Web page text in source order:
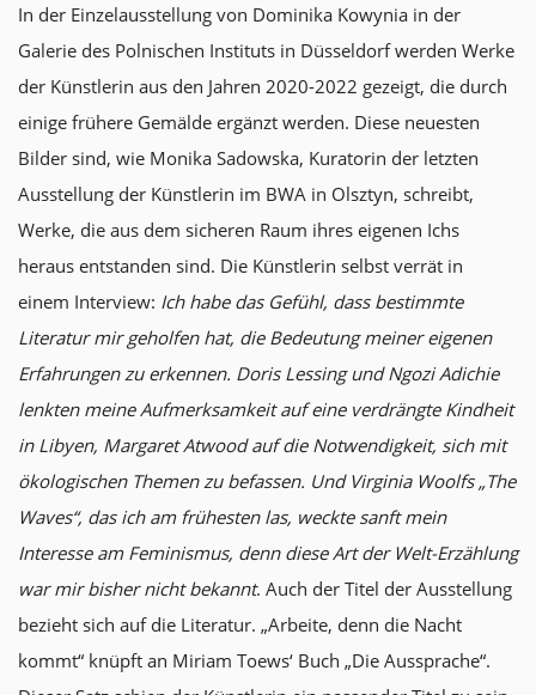
In der Einzelausstellung von Dominika Kowynia in der
Galerie des Polnischen Instituts in Düsseldorf werden Werke
der Künstlerin aus den Jahren 2020-2022 gezeigt, die durch
einige frühere Gemälde ergänzt werden. Diese neuesten
Bilder sind, wie Monika Sadowska, Kuratorin der letzten
Ausstellung der Künstlerin im BWA in Olsztyn, schreibt,
Werke, die aus dem sicheren Raum ihres eigenen Ichs
heraus entstanden sind. Die Künstlerin selbst verrät in
einem Interview: Ich habe das Gefühl, dass bestimmte
Literatur mir geholfen hat, die Bedeutung meiner eigenen
Erfahrungen zu erkennen. Doris Lessing und Ngozi Adichie
lenkten meine Aufmerksamkeit auf eine verdrängte Kindheit
in Libyen, Margaret Atwood auf die Notwendigkeit, sich mit
ökologischen Themen zu befassen. Und Virginia Woolfs „The
Waves“, das ich am frühesten las, weckte sanft mein
Interesse am Feminismus, denn diese Art der Welt-Erzählung
war mir bisher nicht bekannt. Auch der Titel der Ausstellung
bezieht sich auf die Literatur. „Arbeite, denn die Nacht
kommt“ knüpft an Miriam Toews‘ Buch „Die Aussprache“.